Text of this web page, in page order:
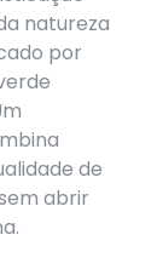
natureza
por
de
abrir